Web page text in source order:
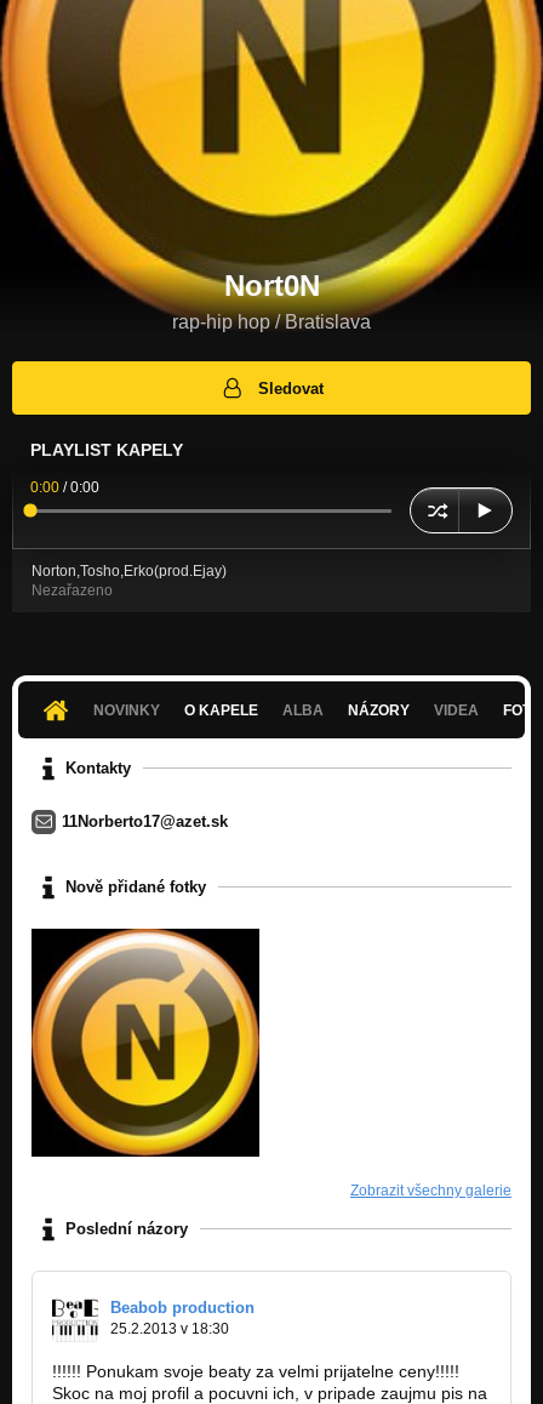
Nort0N
rap-hip hop / Bratislava
Sledovat
PLAYLIST KAPELY
0:00 /0:00
Norton,Tosho,Erko(prod.Ejay)
Nezařazeno
NOVINKY O KAPELE ALBA NÁZORY VIDEA
Kontakty
11Norberto17@azet.sk
Nově přidané fotky
Zobrazit všechny galerie
Poslední názory
Beabob production
25.2.2013 v 18:30
!!!!!! Ponukam svoje beaty za velmi prijatelne ceny!!!!!
Skoc na moj profil a pocuvni ich, v pripade zaujmu pis na